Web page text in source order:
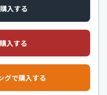
入する
入する
グで購入する